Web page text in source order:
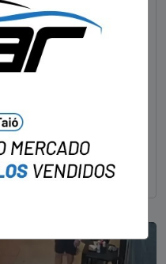
aposentado
com a polícia em SC
pelo latrocínio de
bar de Criciúma, no